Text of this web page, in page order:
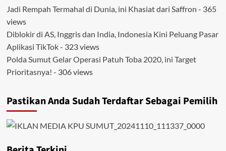
Jadi Rempah Termahal di Dunia, ini Khasiat dari Saffron - 365
views
Diblokir di AS, Inggris dan India, Indonesia Kini Peluang Pasar
Aplikasi TikTok- 323 views
Polda Sumut Gelar Operasi Patuh Toba 2020, ini Target
Prioritasnya! - 306 views
Pastikan Anda Sudah Terdaftar Sebagai Pemilih